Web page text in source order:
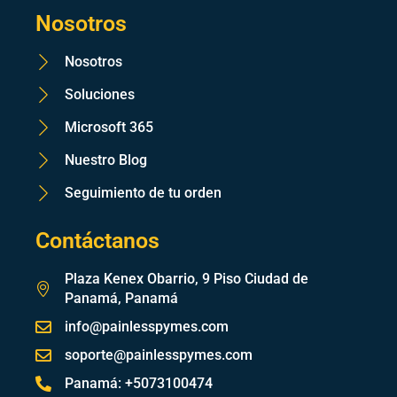
Nosotros
Nosotros
Soluciones
Microsoft 365
Nuestro Blog
Seguimiento de tu orden
Contáctanos
Plaza Kenex Obarrio, 9 Piso Ciudad de
Panamá, Panamá
info@painlesspymes.com
soporte@painlesspymes.com
Panamá: +5073100474